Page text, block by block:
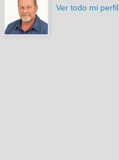
Ver todo mi perfil